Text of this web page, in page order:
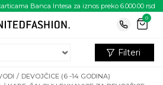
Banca Intesa za iznos preko 6.000.00 rsd
0
DEVOJČICE (6 -14 GODINA)
Filteri